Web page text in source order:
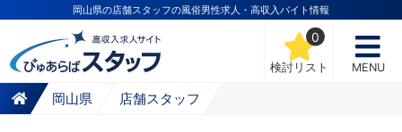
岡山県の店舗スタッフの風俗男性求人・高収入バイト情報
検討リスト
0
MENU
岡山県 店舗スタッフ